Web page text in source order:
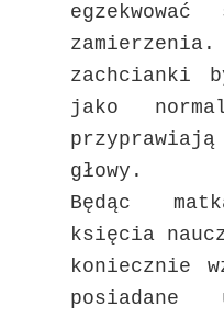
egzekwować
zachcianki
jako
głowy.
Będąc
księcia
koniecznie